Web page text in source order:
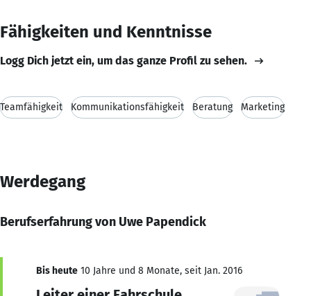
Fähigkeiten und Kenntnisse
Logg Dich jetzt ein, um das ganze Profil zu sehen.
Teamfähigkeit Kommunikationsfähigkeit Beratung Marketing
Werdegang
Berufserfahrung von Uwe Papendick
Bis heute 10 Jahre und 8 Monate, seit Jan. 2016